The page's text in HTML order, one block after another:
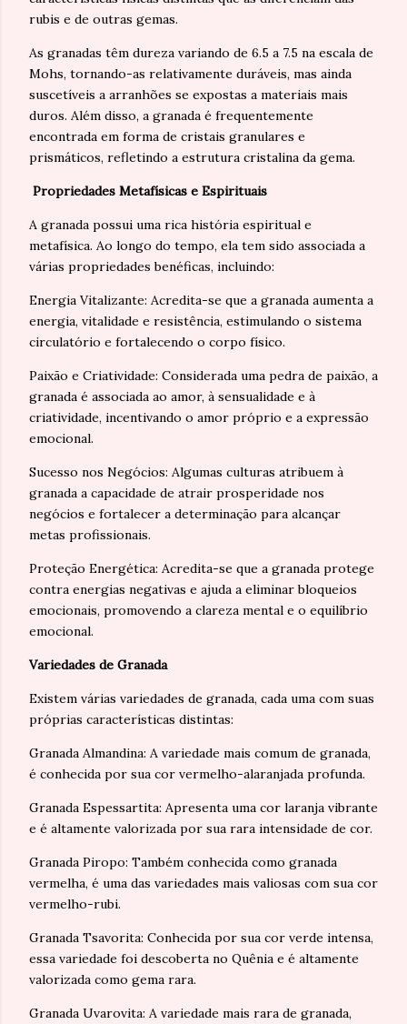
rubis e de outras gemas.
As granadas têm dureza variando de 6.5 a 7.5 na escala de
Mohs, tornando-as relativamente duráveis, mas ainda
suscetíveis a arranhões se expostas a materiais mais
duros. Além disso, a granada é frequentemente
encontrada em forma de cristais granulares e
prismáticos, refletindo a estrutura cristalina da gema.
Propriedades Metafísicas e Espirituais
A granada possui uma rica história espiritual e
metafísica. Ao longo do tempo, ela tem sido associada a
várias propriedades benéficas, incluindo:
Energia Vitalizante: Acredita-se que a granada aumenta a
energia, vitalidade e resistência, estimulando o sistema
circulatório e fortalecendo o corpo físico.
Paixão e Criatividade: Considerada uma pedra de paixão, a
granada é associada ao amor, à sensualidade e à
criatividade, incentivando o amor próprio e a expressão
emocional.
Sucesso nos Negócios: Algumas culturas atribuem à
granada a capacidade de atrair prosperidade nos
negócios e fortalecer a determinação para alcançar
metas profissionais.
Proteção Energética: Acredita-se que a granada protege
contra energias negativas e ajuda a eliminar bloqueios
emocionais, promovendo a clareza mental e o equilíbrio
emocional.
Variedades de Granada
Existem várias variedades de granada, cada uma com suas
próprias características distintas:
Granada Almandina: A variedade mais comum de granada,
é conhecida por sua cor vermelho-alaranjada profunda.
Granada Espessartita: Apresenta uma cor laranja vibrante
e é altamente valorizada por sua rara intensidade de cor.
Granada Piropo: Também conhecida como granada
vermelha, é uma das variedades mais valiosas com sua cor
vermelho-rubi.
Granada Tsavorita: Conhecida por sua cor verde intensa,
essa variedade foi descoberta no Quênia e é altamente
valorizada como gema rara.
Granada Uvarovita: A variedade mais rara de granada,